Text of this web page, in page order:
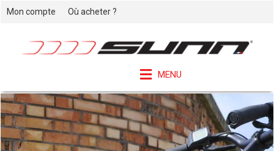
Mon compte Où acheter ?
MENU